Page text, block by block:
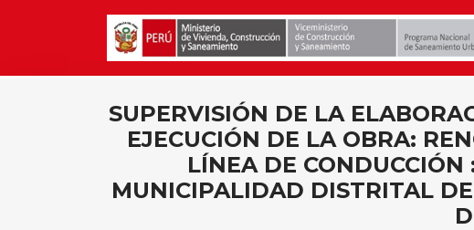
SUPERVISIÓN DE LA
EJECUCIÓN DE LA OBRA:
LÍNEA DE
MUNICIPALIDAD DISTRITAL